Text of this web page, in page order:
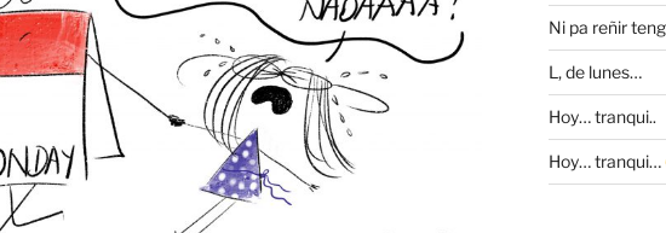
Ni pa reñir
L, de lunes…
Hoy… tranqui..
Hoy… tranqui…